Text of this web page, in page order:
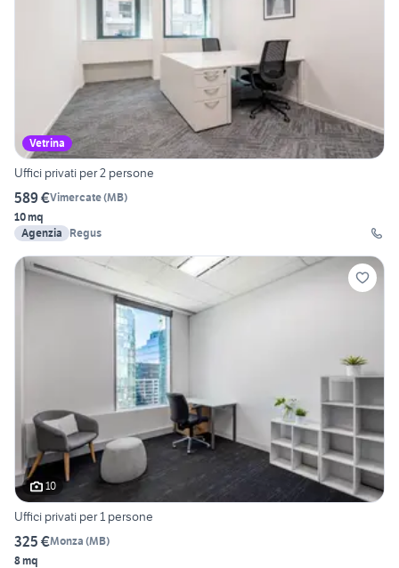
Vetrina
Uffici privati per 2 persone
589 €Vimercate(MB)
10 mq
Agenzia
Regus
10
Uffici privati per 1 persone
325 €Monza (MB)
8 mq